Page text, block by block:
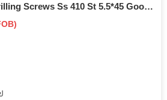
Screws Ss 410 St 5.5*45 Good
Self Drilling Screw